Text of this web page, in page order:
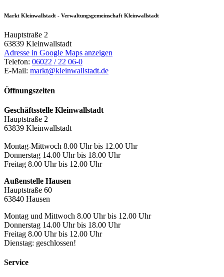
Markt Kleinwallstadt - Verwaltungsgemeinschaft Kleinwallstadt
Hauptstraße 2
63839 Kleinwallstadt
Adresse in Google Maps anzeigen
Telefon: 06022 / 22 06-0
E-Mail: markt@kleinwallstadt.de
Öffnungszeiten
Geschäftsstelle Kleinwallstadt
Hauptstraße 2
63839 Kleinwallstadt
Montag-Mittwoch 8.00 Uhr bis 12.00 Uhr
Donnerstag 14.00 Uhr bis 18.00 Uhr
Freitag 8.00 Uhr bis 12.00 Uhr
Außenstelle Hausen
Hauptstraße 60
63840 Hausen
Montag und Mittwoch 8.00 Uhr bis 12.00 Uhr
Donnerstag 14.00 Uhr bis 18.00 Uhr
Freitag 8.00 Uhr bis 12.00 Uhr
Dienstag: geschlossen!
Service